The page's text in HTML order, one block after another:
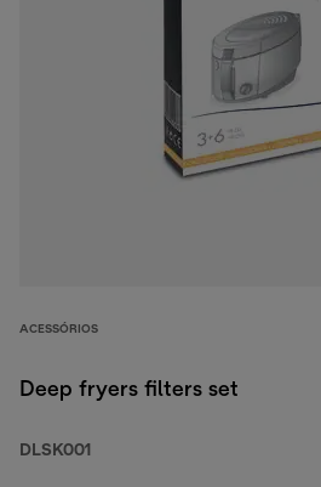
ACESSÓRIOS
Deep fryers filters set
DLSK001